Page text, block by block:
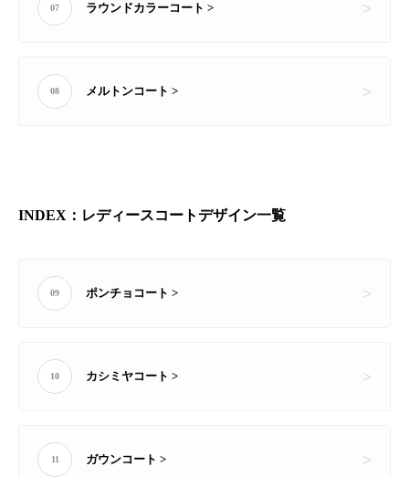
07 ラウンドカラーコート >
08 メルトンコート >
INDEX：レディースコートデザイン一覧
09 ポンチョコート >
10 カシミヤコート >
11 ガウンコート >